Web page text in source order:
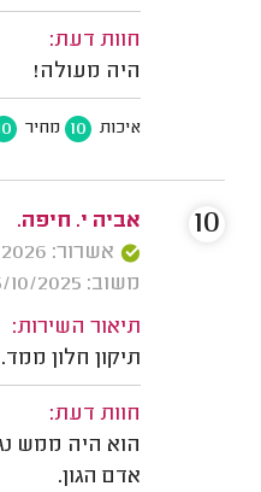
חוות דעת:
היה מעולה!
איכות 10 מחיר
אביה י. חיפה.
אשרור: 04/01/2026
משוב: 05/10/2025
תיאור השירות:
תיקון חלון ממד.
חוות דעת:
הוא היה ממש
אדם הגון.
10